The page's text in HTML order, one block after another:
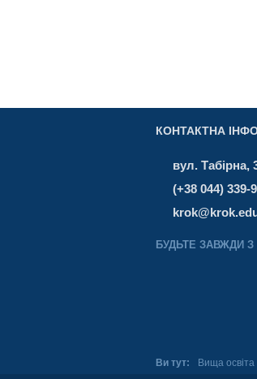
КОНТАКТНА
вул. Табірна,
(+38 044) 339-
БУДЬТЕ ЗАВЖДИ
Ви тут: Вища освіта